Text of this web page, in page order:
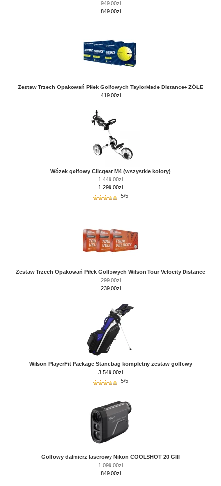
949,00zł
849,00zł
Zestaw Trzech Opakowań Piłek Golfowych TaylorMade Distance+ ZÓŁE
419,00zł
Wózek golfowy Clicgear M4 (wszystkie kolory)
1 449,00zł
1 299,00zł
5/5
Zestaw Trzech Opakowań Piłek Golfowych Wilson Tour Velocity Distance
299,00zł
239,00zł
Wilson PlayerFit Package Standbag kompletny zestaw golfowy
3 549,00zł
5/5
Golfowy dalmierz laserowy Nikon COOLSHOT 20 GIII
1 099,00zł
849,00zł